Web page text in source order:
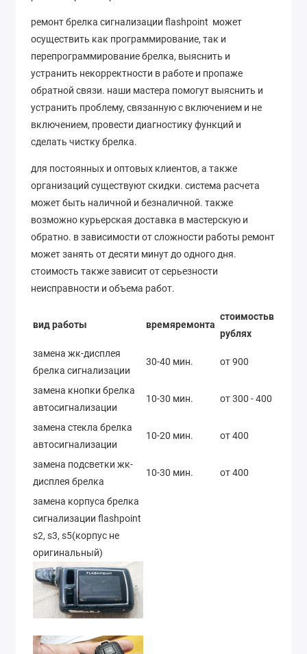
ремонт брелка сигнализации flashpoint может
осуществить как программирование, так и
перепрограммирование брелка, выяснить и
устранить некорректности в работе и пропаже
обратной связи. наши мастера помогут выяснить и
устранить проблему, связанную с включением и не
включением, провести диагностику функций и
сделать чистку брелка.
для постоянных и оптовых клиентов, а также
организаций существуют скидки. система расчета
может быть наличной и безналичной. также
возможно курьерская доставка в мастерскую и
обратно. в зависимости от сложности работы ремонт
может занять от десяти минут до одного дня.
стоимость также зависит от серьезности
неисправности и объема работ.
вид работы времяремонта
стоимостьв
рублях
замена жк-дисплея
брелка сигнализации
30-40 мин. от 900
замена кнопки брелка
автосигнализации
10-30 мин. от 300 - 400
замена стекла брелка
автосигнализации
10-20 мин. от 400
замена подсветки жк-
дисплея брелка
10-30 мин. от 400
замена корпуса брелка
сигнализации flashpoint
s2, s3, s5(корпус не
оригинальный)